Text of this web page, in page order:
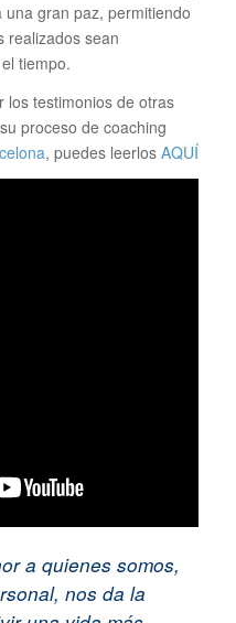
gran paz, permitiendo
realizados sean
tiempo.
los testimonios de otras
proceso de coaching
, puedes leerlos AQUÍ
a quienes somos,
nos da la